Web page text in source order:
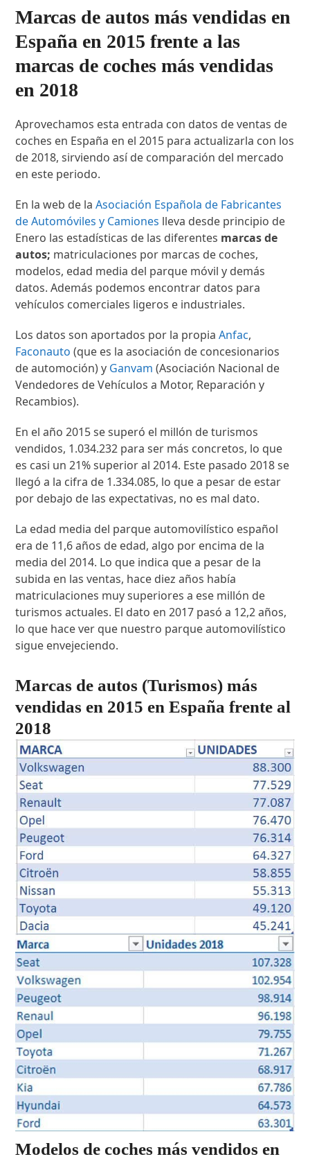
Marcas de autos más vendidas en
España en 2015 frente a las
marcas de coches más vendidas
en 2018
Aprovechamos esta entrada con datos de ventas de
coches en España en el 2015 para actualizarla con los
de 2018, sirviendo así de comparación del mercado
en este periodo.
En la web de laAsociación Española de Fabricantes
de Automóviles y Camiones lleva desde principio de
Enero las estadísticas de las diferentes marcas de
autos; matriculaciones por marcas de coches,
modelos, edad media del parque móvil y demás
datos. Además podemos encontrar datos para
vehículos comerciales ligeros e industriales.
Los datos son aportados por la propiaAnfac,
Faconauto (que es la asociación de concesionarios
de automoción) y Ganvam (Asociación Nacional de
Vendedores de Vehículos a Motor, Reparación y
Recambios).
En el año 2015 se superó el millón de turismos
vendidos, 1.034.232 para ser más concretos, lo que
es casi un 21% superior al 2014. Este pasado 2018 se
llegó a la cifra de 1.334.085, lo que a pesar de estar
por debajo de las expectativas, no es mal dato.
La edad media del parque automovilístico español
era de 11,6 años de edad, algo por encima de la
media del 2014. Lo que indica que a pesar de la
subida en las ventas, hace diez años había
matriculaciones muy superiores a ese millón de
turismos actuales. El dato en 2017 pasó a 12,2 años,
lo que hace ver que nuestro parque automovilístico
sigue envejeciendo.
Marcas de autos (Turismos) más
vendidas en 2015 en España frente al
2018
Modelos de coches más vendidos en